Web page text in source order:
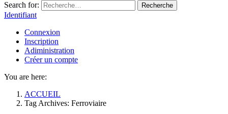
Search for:
Recherche
Identifiant
Connexion
Inscription
Adiministration
Créer un compte
You are here:
ACCUEIL
Tag Archives: Ferroviaire